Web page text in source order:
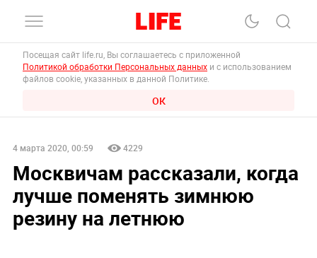
Посещая сайт life.ru, Вы соглашаетесь с приложенной
Политикой обработки Персональных данных и с использованием
файлов cookie, указанных в данной Политике.
ОК
4 марта 2020, 00:59 4229
Москвичам рассказали, когда
лучше поменять зимнюю
резину на летнюю